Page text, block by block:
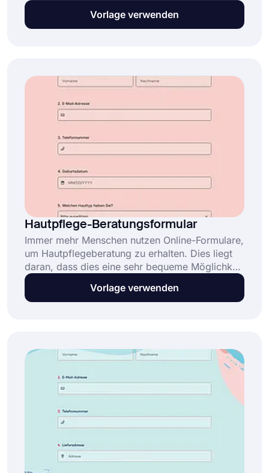
Beratungsformular ausgefüllt wurde, können Sie
mit ihm Kontakt aufnehmen oder automatisch
forms.app, um ein individuelles Formular für
Ihren Salon zu erstellen!
Vorlage verwenden
Hautpflege-Beratungsformular
Immer mehr Menschen nutzen Online-Formulare,
um Hautpflegeberatung zu erhalten. Dies liegt
daran, dass dies eine sehr bequeme Möglichkeit
ist, die Hilfe zu erhalten, die sie benötigen. Ihre
Kunden können dies bequem von zu Hause aus
Hautpflegeberatung, um noch heute Ihr
individuelles Formular zu erstellen!
Vorlage verwenden